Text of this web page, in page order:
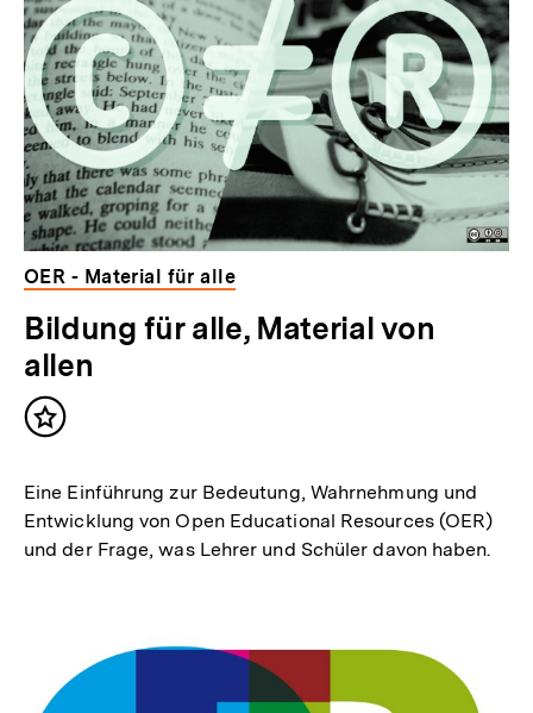
OER - Material für alle
Bildung für alle, Material von
allen
Inhalt
Eine Einführung zur Bedeutung, Wahrnehmung und
Entwicklung von Open Educational Resources (OER)
und der Frage, was Lehrer und Schüler davon haben.
überspringen